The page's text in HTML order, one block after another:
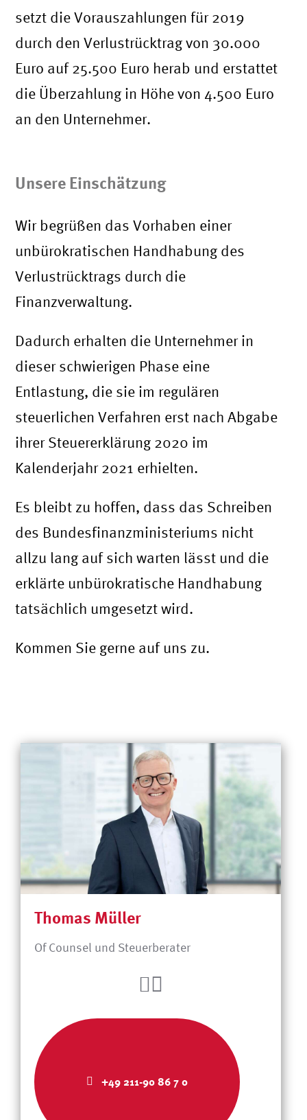
setzt die Vorauszahlungen für 2019
durch den Verlustrücktrag von 30.000
Euro auf 25.500 Euro herab und erstattet
die Überzahlung in Höhe von 4.500 Euro
an den Unternehmer.
Unsere Einschätzung
Wir begrüßen das Vorhaben einer
unbürokratischen Handhabung des
Verlustrücktrags durch die
Finanzverwaltung.
Dadurch erhalten die Unternehmer in
dieser schwierigen Phase eine
Entlastung, die sie im regulären
steuerlichen Verfahren erst nach Abgabe
ihrer Steuererklärung 2020 im
Kalenderjahr 2021 erhielten.
Es bleibt zu hoffen, dass das Schreiben
des Bundesfinanzministeriums nicht
allzu lang auf sich warten lässt und die
erklärte unbürokratische Handhabung
tatsächlich umgesetzt wird.
Kommen Sie gerne auf uns zu.
Thomas Müller
Of Counsel und Steuerberater
+49 211-90 86 7 0